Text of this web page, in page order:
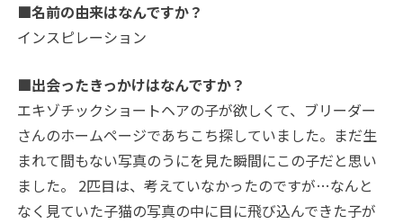
■名前の由来はなんですか？
インスピレーション
■出会ったきっかけはなんですか？
エキゾチックショートヘアの子が欲しくて、ブリーダー
さんのホームページであちこち探していました。まだ生
まれて間もない写真のうにを見た瞬間にこの子だと思い
ました。 2匹目は、考えていなかったのですが…なんと
なく見ていた子猫の写真の中に目に飛び込んできた子が